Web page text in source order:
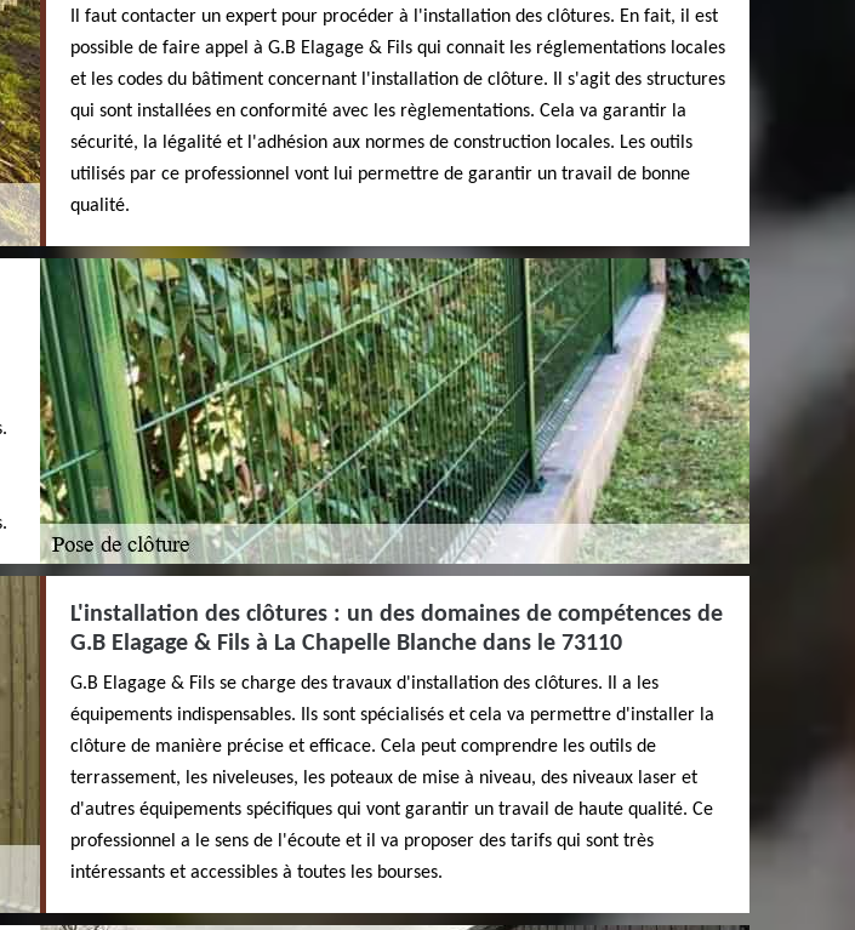
Il faut contacter un expert pour procéder à l'installation des clôtures. En fait, il est
possible de faire appel à G.B Elagage & Fils qui connait les réglementations locales
et les codes du bâtiment concernant l'installation de clôture. Il s'agit des structures
qui sont installées en conformité avec les règlementations. Cela va garantir la
sécurité, la légalité et l'adhésion aux normes de construction locales. Les outils
utilisés par ce professionnel vont lui permettre de garantir un travail de bonne
qualité.
L'installation des clôtures : un des domaines de compétences de
G.B Elagage & Fils à La Chapelle Blanche dans le 73110
G.B Elagage & Fils se charge des travaux d'installation des clôtures. Il a les
équipements indispensables. Ils sont spécialisés et cela va permettre d'installer la
clôture de manière précise et efficace. Cela peut comprendre les outils de
terrassement, les niveleuses, les poteaux de mise à niveau, des niveaux laser et
d'autres équipements spécifiques qui vont garantir un travail de haute qualité. Ce
professionnel a le sens de l'écoute et il va proposer des tarifs qui sont très
intéressants et accessibles à toutes les bourses.